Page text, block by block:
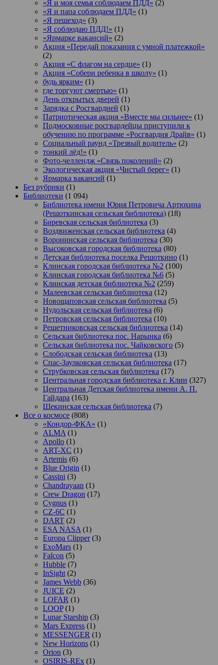
«Я и моя семья соблюдаем ПДД» (2)
«Я и папа соблюдаем ПДД» (1)
«Я пешеход» (3)
«Я соблюдаю ПДД!» (1)
«Ярмарке вакансий» (2)
Акция «Передай показания с умной платежкой»
(2)
Акция «С флагом на сердце» (1)
Акция «Собери ребенка в школу» (1)
будь ярким» (1)
где торгуют смертью» (1)
День открытых дверей (1)
Зарядка с Росгвардией (1)
Патриотическая акция «Вместе мы сильнее» (1)
Подмосковные росгвардейцы приступили к
обучению по программе «Росгвардия Драйв» (1)
Социальный раунд «Трезвый водитель» (2)
тонкий лёд!» (1)
Фото-челлендж «Связь поколений» (2)
Экологическая акция «Чистый берег» (1)
Ярмарка вакансий (1)
Без рубрики (1)
Библиотеки (1 094)
Библиотека имени Юрия Петровича Артюхина
(Решоткинская сельская библиотека) (18)
Биревская сельская библиотека (3)
Воздвиженская сельская библиотека (4)
Воронинская сельская библиотека (30)
Высоковская городская библиотека (80)
Детская библиотека поселка Решоткино (1)
Клинская городская библиотека №2 (100)
Клинская городская библиотека №6 (5)
Клинская детская библиотека №2 (259)
Малеевская сельская библиотека (12)
Новощаповская сельская библиотека (5)
Нудольская сельская библиотека (6)
Петровская сельская библиотека (10)
Решетниковская сельская библиотека (14)
Сельская библиотека пос. Нарынка (6)
Сельская библиотека пос. Чайковского (5)
Слободская сельская библиотека (13)
Спас-Заулковская сельская библиотека (17)
Струбковская сельская библиотека (17)
Центральная городская библиотека г. Клин (327)
Центральная Детская библиотека имени А. П.
Гайдара (163)
Щекинская сельская библиотека (7)
Все о космосе (808)
«Кондор-ФКА» (1)
ALMA (1)
Apollo (1)
ART-XC (1)
Artemis (6)
Blue Origin (1)
Cassini (3)
Chandrayaan (1)
Crew Dragon (17)
Cygnus (1)
CZ-6C (1)
DART (2)
ESA NASA (1)
Europa Clipper(3)
ExoMars (1)
Falcon (5)
Hubble (7)
InSight (2)
James Webb (36)
JUICE (2)
LOFAR (1)
LOOP(1)
Lunar Starship (3)
Mars Express (1)
MESSENGER (1)
New Horizons (1)
Orion (3)
OSIRIS-REx (1)